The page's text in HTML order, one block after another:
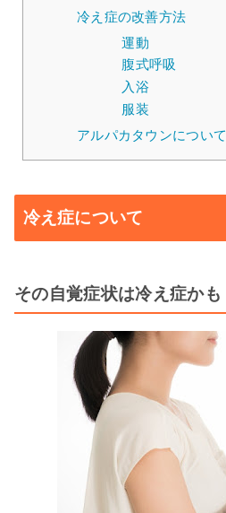
冷え症の改善方法
運動
腹式呼吸
入浴
服装
アルパカタウンについて
冷え症について
その自覚症状は冷え症かも